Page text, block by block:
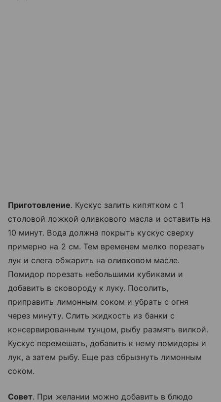
Приготовление. Кускус залить кипятком с 1
столовой ложкой оливкового масла и оставить на
10 минут. Вода должна покрыть кускус сверху
примерно на 2 см. Тем временем мелко порезать
лук и слега обжарить на оливковом масле.
Помидор порезать небольшими кубиками и
добавить в сковороду к луку. Посолить,
приправить лимонным соком и убрать с огня
через минуту. Слить жидкость из банки с
консервированным тунцом, рыбу размять вилкой.
Кускус перемешать, добавить к нему помидоры и
лук, а затем рыбу. Еще раз сбрызнуть лимонным
соком.
Совет. При желании можно добавить в блюдо